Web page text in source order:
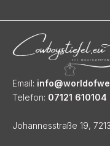
Email:
Telefon: 07121 610104
Johannesstraße 19,